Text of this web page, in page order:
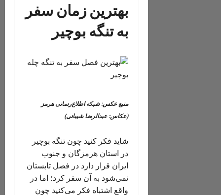
بهترین زمان سفر
به تنگه بوچیر
منبع عکس: شبکه اطلاع‌رسانی هرمز
(عکاس: عبدالرضا شیبانی)
شاید فکر کنید چون تنگه بوچیر
در استان هرمزگان و جنوب
ایران قرار دارد در فصل تابستان
نمی‌شود به آن سفر کرد؛ اما در
واقع اشتباه فکر می‌کنید چون